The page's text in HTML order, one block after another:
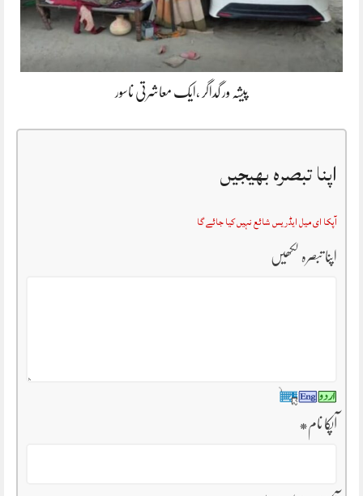
پیشہ ور گداگر ،ایک معاشرتی ناسور
اپنا تبصرہ بھیجیں
آپکا ای میل ایڈریس شائع نہیں کیا جائے گا
اپنا تبصرہ لکھیں
آپکا نام*